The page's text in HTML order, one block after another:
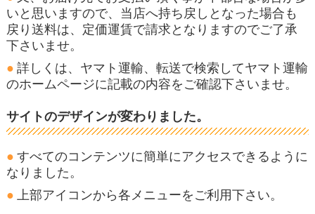
いと思いますので、当店へ持ち戻しとなった場合も
戻り送料は、定価運賃で請求となりますのでご了承
下さいませ。
詳しくは、ヤマト運輸、転送で検索してヤマト運輸
のホームページに記載の内容をご確認下さいませ。
サイトのデザインが変わりました。
すべてのコンテンツに簡単にアクセスできるように
なりました。
上部アイコンから各メニューをご利用下さい。